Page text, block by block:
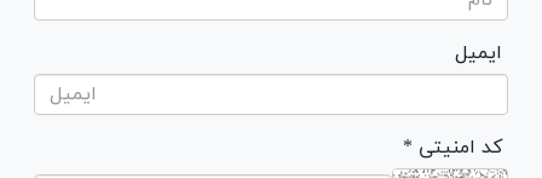
ایمیل
* کد امنیتی